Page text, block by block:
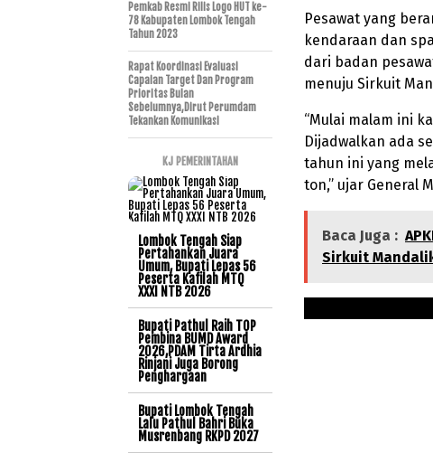
Pesawat yang
kendaraan dan
dari badan
menuju Sirkuit
“Mulai malam ini
Dijadwalkan ada
tahun ini yang
ton,” ujar General
Baca Juga :
Sirkuit
Pemkab Resmi Rilis Logo HUT ke-
78 Kabupaten Lombok Tengah
Tahun 2023
Rapat Koordinasi Evaluasi
Capaian Target Dan Program
Prioritas Bulan
Sebelumnya,Dirut Perumdam
Tekankan Komunikasi
KJ PEMERINTAHAN
Lombok Tengah Siap
Pertahankan Juara
Umum, Bupati Lepas 56
Peserta Kafilah MTQ
XXXI NTB 2026
Bupati Pathul Raih TOP
Pembina BUMD Award
2026,PDAM Tirta Ardhia
Rinjani Juga Borong
Penghargaan
Bupati Lombok Tengah
Lalu Pathul Bahri Buka
Musrenbang RKPD 2027